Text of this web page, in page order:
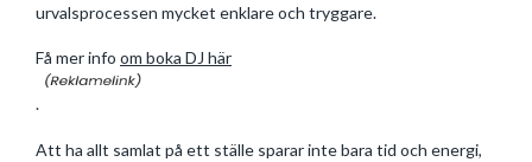
urvalsprocessen mycket enklare och tryggare.
Få mer info om boka DJ här
.
Att ha allt samlat på ett ställe sparar inte bara tid och energi,